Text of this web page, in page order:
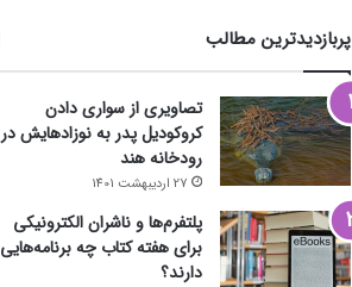
پربازدیدترین مطالب
تصاویری از سواری دادن
کروکودیل پدر به نوزادهایش در
رودخانه هند
27 اردیبهشت 1401
پلتفرم‌ها و ناشران الکترونیکی
برای هفته کتاب چه برنامه‌هایی
دارند؟